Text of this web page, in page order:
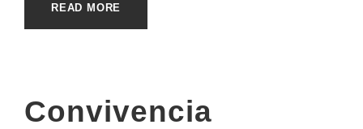
READ MORE
Convivencia